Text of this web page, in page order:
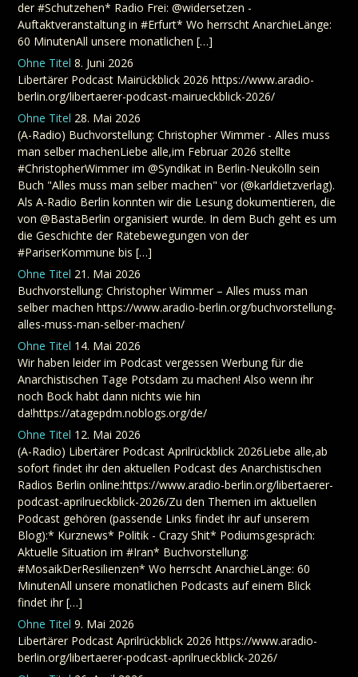
der #Schutzehen* Radio Frei: @widersetzen -
Auftaktveranstaltung in #Erfurt* Wo herrscht AnarchieLänge:
60 MinutenAll unsere monatlichen […]
Ohne Titel 8. Juni 2026
Libertärer Podcast Mairückblick 2026 https://www.aradio-
berlin.org/libertaerer-podcast-mairueckblick-2026/
Ohne Titel 28. Mai 2026
(A-Radio) Buchvorstellung: Christopher Wimmer - Alles muss
man selber machenLiebe alle,im Februar 2026 stellte
#ChristopherWimmer im @Syndikat in Berlin-Neukölln sein
Buch "Alles muss man selber machen" vor (@karldietzverlag).
Als A-Radio Berlin konnten wir die Lesung dokumentieren, die
von @BastaBerlin organisiert wurde. In dem Buch geht es um
die Geschichte der Rätebewegungen von der
#PariserKommune bis […]
Ohne Titel 21. Mai 2026
Buchvorstellung: Christopher Wimmer – Alles muss man
selber machen https://www.aradio-berlin.org/buchvorstellung-
alles-muss-man-selber-machen/
Ohne Titel 14. Mai 2026
Wir haben leider im Podcast vergessen Werbung für die
Anarchistischen Tage Potsdam zu machen! Also wenn ihr
noch Bock habt dann nichts wie hin
da!https://atagepdm.noblogs.org/de/
Ohne Titel 12. Mai 2026
(A-Radio) Libertärer Podcast Aprilrückblick 2026Liebe alle,ab
sofort findet ihr den aktuellen Podcast des Anarchistischen
Radios Berlin online:https://www.aradio-berlin.org/libertaerer-
podcast-aprilrueckblick-2026/Zu den Themen im aktuellen
Podcast gehören (passende Links findet ihr auf unserem
Blog):* Kurznews* Politik - Crazy Shit* Podiumsgespräch:
Aktuelle Situation im #Iran* Buchvorstellung:
#MosaikDerResilienzen* Wo herrscht AnarchieLänge: 60
MinutenAll unsere monatlichen Podcasts auf einem Blick
findet ihr […]
Ohne Titel 9. Mai 2026
Libertärer Podcast Aprilrückblick 2026 https://www.aradio-
berlin.org/libertaerer-podcast-aprilrueckblick-2026/